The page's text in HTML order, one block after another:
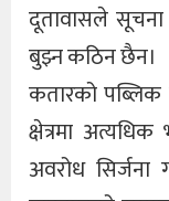
दूतावासले सूचना
बुझ्न कठिन छैन।
कतारको
क्षेत्रमा
अवरोध सिर्जना